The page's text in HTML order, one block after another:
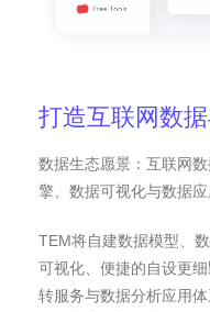
打造互联网数
数据生态愿景：互联网
擎、数据可视化与数据应
TEM将自建数据模型、
可视化、便捷的自设更
转服务与数据分析应用